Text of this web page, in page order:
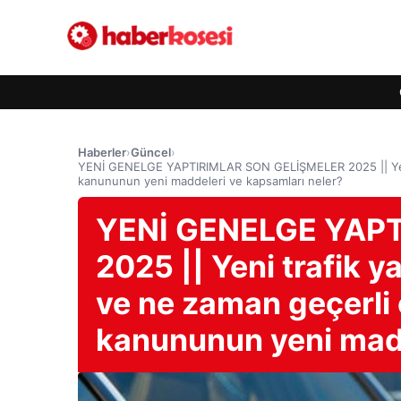
Haberler›Güncel›
YENİ GENELGE YAPTIRIMLAR SON GELİŞMELER 2025
kanununun yeni maddeleri ve kapsamları neler?
YENİ GENELGE
2025 || Yeni trafik
ve ne zaman geçerli
kanununun yeni